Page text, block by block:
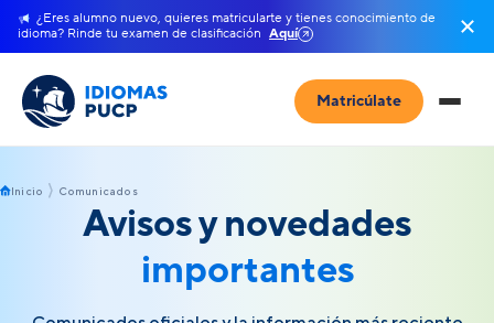
¿Eres alumno nuevo, quieres matricularte y tienes conocimiento de
idioma? Rinde tu examen de clasificación Aquí
Matricúlate
Inicio Comunicados
Avisos y novedades
importantes